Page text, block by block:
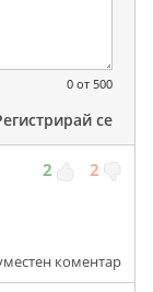
0 от 500
се
2 2
коментар